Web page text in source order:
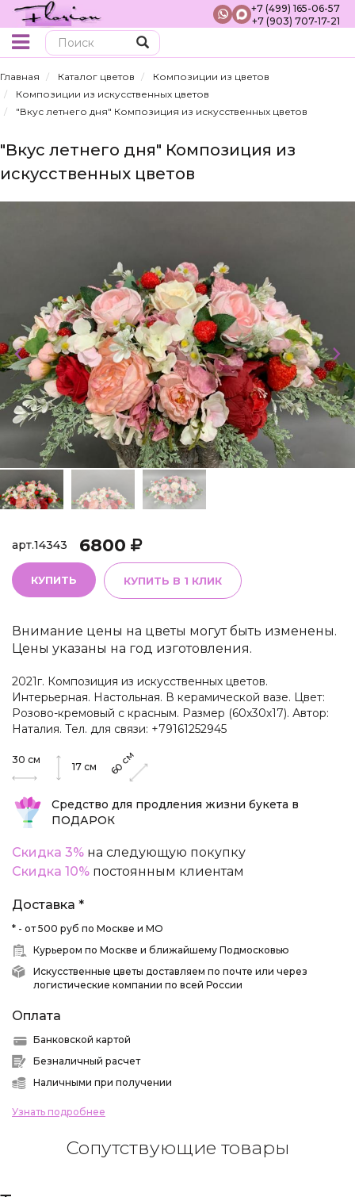
+7 (499) 165-06-57
+7 (903) 707-17-21
Главная Каталог цветов
Композиции из цветов
Композиции из искусственных цветов
"Вкус летнего дня" Композиция из искусственных цветов
"Вкус летнего дня" Композиция из
искусственных цветов
арт.14343 6800
КУПИТЬ КУПИТЬ В 1 КЛИК
Внимание цены на цветы могут быть изменены.
Цены указаны на год изготовления.
2021г. Композиция из искусственных цветов.
Интерьерная. Настольная. В керамической вазе. Цвет:
Розово-кремовый с красным. Размер (60х30х17). Автор:
Наталия. Тел. для связи: +79161252945
30 см
17 см 60
см
Средство для продления жизни букета в
ПОДАРОК
Скидка 3% на следующую покупку
Скидка 10% постоянным клиентам
Доставка *
* - от 500 руб по Москве и МО
Курьером по Москве и ближайшему Подмосковью
Искусственные цветы доставляем по почте или через
логистические компании по всей России
Оплата
Банковской картой
Безналичный расчет
Наличными при получении
Узнать подробнее
Сопутствующие товары